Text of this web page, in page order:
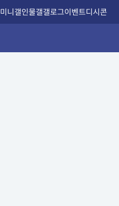
미니갤인물갤갤로그이벤트디시콘